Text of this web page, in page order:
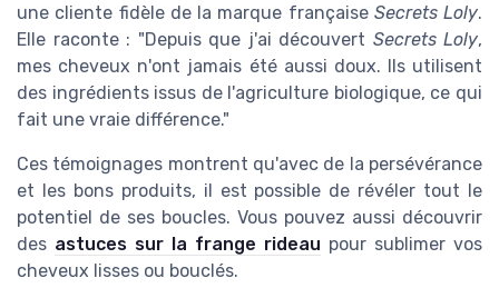
une cliente fidèle de la marque française Secrets Loly.
Elle raconte : "Depuis que j'ai découvert Secrets Loly,
mes cheveux n'ont jamais été aussi doux. Ils utilisent
des ingrédients issus de l'agriculture biologique, ce qui
fait une vraie différence."
Ces témoignages montrent qu'avec de la persévérance
et les bons produits, il est possible de révéler tout le
potentiel de ses boucles. Vous pouvez aussi découvrir
des astuces sur la frange rideau pour sublimer vos
cheveux lisses ou bouclés.